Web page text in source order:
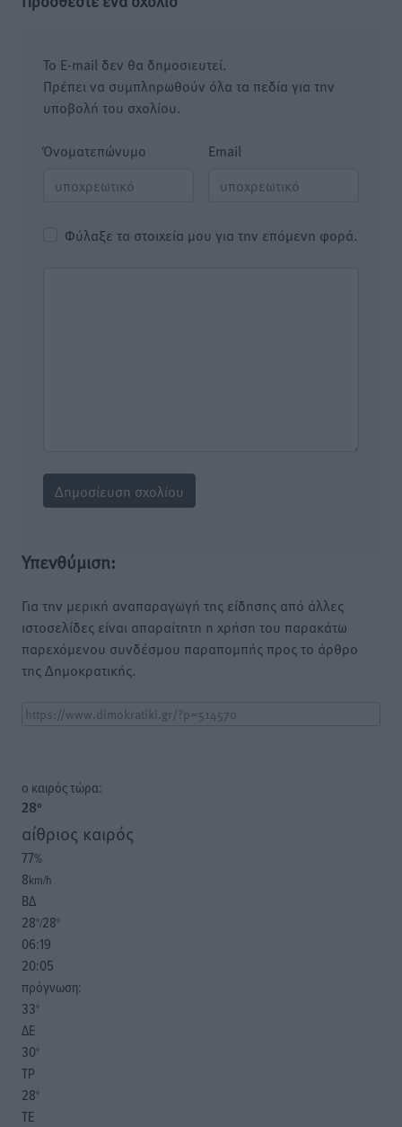
Το E-mail δεν θα δημοσιευτεί.
Πρέπει να συμπληρωθούν όλα τα πεδία για την
υποβολή του σχολίου.
Όνοματεπώνυμο Email
Φύλαξε τα στοιχεία μου για την επόμενη φορά.
Υπενθύμιση:
Για την μερική αναπαραγωγή της είδησης από άλλες
ιστοσελίδες είναι απαραίτητη η χρήση του παρακάτω
παρεχόμενου συνδέσμου παραπομπής προς το άρθρο
της Δημοκρατικής.
o καιρός τώρα:
28°
αίθριος καιρός
77%
8km/h
ΒΔ
28°/28°
06:19
20:05
πρόγνωση:
33°
ΔΕ
30°
ΤΡ
28°
ΤΕ